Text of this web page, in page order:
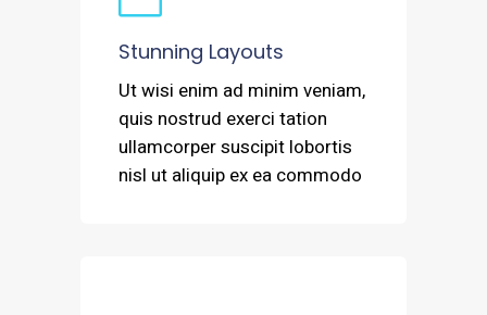
Stunning Layouts
Ut wisi enim ad minim veniam,
quis nostrud exerci tation
ullamcorper suscipit lobortis
nisl ut aliquip ex ea commodo